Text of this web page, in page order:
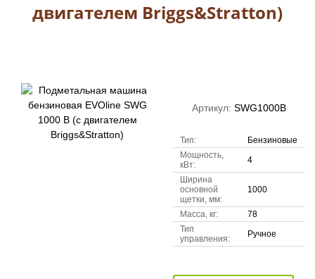
двигателем Briggs&Stratton)
Артикул: SWG1000B
Тип:
Бензиновые
Мощность,
кВт:
4
Ширина
основной
щетки, мм:
1000
Масса, кг:
78
Тип
управления:
Ручное